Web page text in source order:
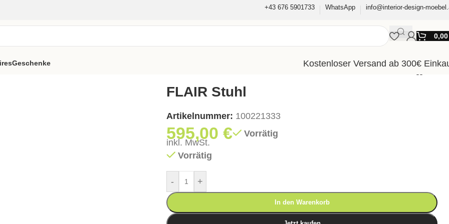
+43 676 5901733 WhatsApp info@interior-design-
Geschenke
Kostenloser Versand ab 300€
FLAIR Stuhl
Artikelnummer: 100221333
595,00 €
Vorrätig
inkl. MwSt.
Vorrätig
- +
In den Warenkorb